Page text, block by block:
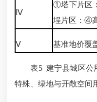
Ⅳ
①塔下片区
埕片区：④
Ⅴ 基准地价覆
表5 建宁县城区公用
特殊、绿地与开敞空间